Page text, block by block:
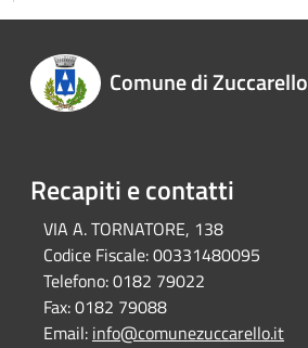
Comune di Zuccarello
Recapiti e contatti
VIA A. TORNATORE, 138
Codice Fiscale:00331480095
Telefono:0182 79022
Fax:0182 79088
Email: info@comunezuccarello.it